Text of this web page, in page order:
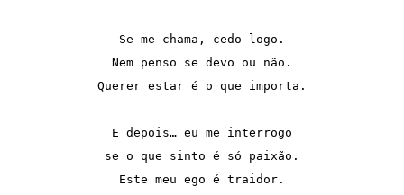
Se me chama, cedo logo.
Nem penso se devo ou não.
Querer estar é o que importa.
E depois… eu me interrogo
se o que sinto é só paixão.
Este meu ego é traidor.